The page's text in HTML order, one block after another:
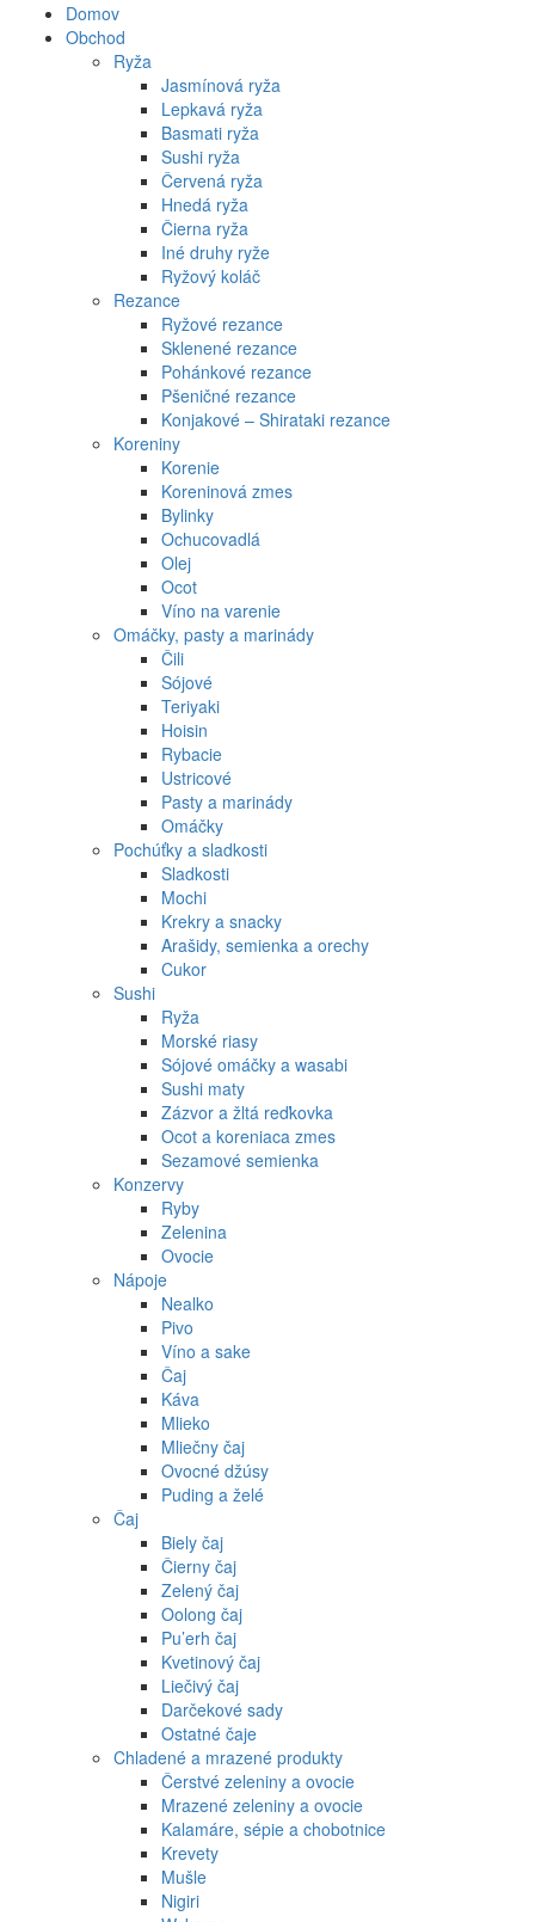
Domov
Obchod
Ryža
Jasmínová ryža
Lepkavá ryža
Basmati ryža
Sushi ryža
Červená ryža
Hnedá ryža
Čierna ryža
Iné druhy ryže
Ryžový koláč
Rezance
Ryžové rezance
Sklenené rezance
Pohánkové rezance
Pšeničné rezance
Konjakové – Shirataki rezance
Koreniny
Korenie
Koreninová zmes
Bylinky
Ochucovadlá
Olej
Ocot
Víno na varenie
Omáčky, pasty a marinády
Čili
Sójové
Teriyaki
Hoisin
Rybacie
Ustricové
Pasty a marinády
Omáčky
Pochúťky a sladkosti
Sladkosti
Mochi
Krekry a snacky
Arašidy, semienka a orechy
Cukor
Sushi
Ryža
Morské riasy
Sójové omáčky a wasabi
Sushi maty
Zázvor a žltá reďkovka
Ocot a koreniaca zmes
Sezamové semienka
Konzervy
Ryby
Zelenina
Ovocie
Nápoje
Nealko
Pivo
Víno a sake
Čaj
Káva
Mlieko
Mliečny čaj
Ovocné džúsy
Puding a želé
Čaj
Biely čaj
Čierny čaj
Zelený čaj
Oolong čaj
Pu’erh čaj
Kvetinový čaj
Liečivý čaj
Darčekové sady
Ostatné čaje
Chladené a mrazené produkty
Čerstvé zeleniny a ovocie
Mrazené zeleniny a ovocie
Kalamáre, sépie a chobotnice
Krevety
Mušle
Nigiri